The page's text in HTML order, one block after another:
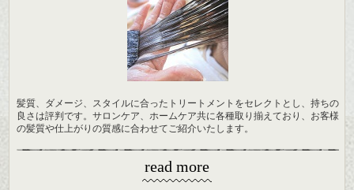
髪質、ダメージ、スタイルに合ったトリートメントをセレクトとし、持ちの
良さは評判です。サロンケア、ホームケア共に各種取り揃えており、お客様
の髪質や仕上がりの質感に合わせてご紹介いたします。
read more